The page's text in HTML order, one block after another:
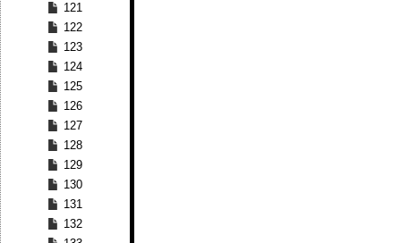
121
122
123
124
125
126
127
128
129
130
131
132